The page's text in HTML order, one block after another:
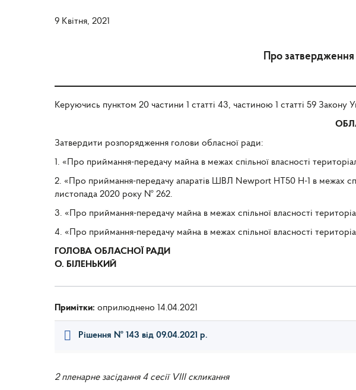
9 Квітня, 2021
Про затвердження
Керуючись пунктом 20 частини 1 статті 43, частиною 1 статті 59 Закону
Затвердити розпорядження голови обласної ради:
1. «Про приймання-передачу майна в межах спільної власності
2. «Про приймання-передачу апаратів ШВЛ Newport HT50 H-1 в межах
листопада 2020 року № 262.
3. «Про приймання-передачу майна в межах спільної власності
4. «Про приймання-передачу майна в межах спільної власності
ГОЛОВА ОБЛАСНОЇ РАДИ
О. БІЛЕНЬКИЙ
Примітки: оприлюднено 14.04.2021
Рішення № 143 від 09.04.2021 р.
2 пленарне засідання 4 сесії VIII скликання